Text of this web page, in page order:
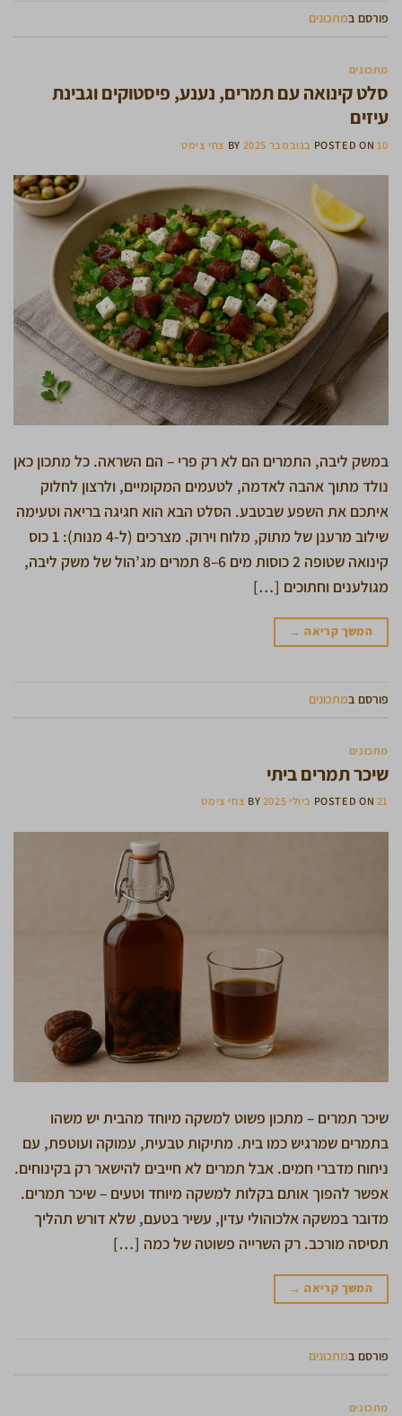
פורסם במתכונים
מתכונים
סלט קינואה עם תמרים, נענע, פיסטוקים וגבינת
עיזים
POSTED ON10 בנובמבר 2025 BYצחי צימט
במשק ליבה, התמרים הם לא רק פרי – הם השראה. כל מתכון כאן
נולד מתוך אהבה לאדמה, לטעמים המקומיים, ולרצון לחלוק
איתכם את השפע שבטבע. הסלט הבא הוא חגיגה בריאה וטעימה
שילוב מרענן של מתוק, מלוח וירוק. מצרכים (ל-4 מנות): 1 כוס
קינואה שטופה 2 כוסות מים 6–8 תמרים מג’הול של משק ליבה,
מגולענים וחתוכים […]
המשך קריאה→
פורסם במתכונים
מתכונים
שיכר תמרים ביתי
POSTED ON21 ביולי 2025 BYצחי צימט
שיכר תמרים – מתכון פשוט למשקה מיוחד מהבית יש משהו
בתמרים שמרגיש כמו בית. מתיקות טבעית, עמוקה ועוטפת, עם
ניחוח מדברי חמים. אבל תמרים לא חייבים להישאר רק בקינוחים.
אפשר להפוך אותם בקלות למשקה מיוחד וטעים – שיכר תמרים.
מדובר במשקה אלכוהולי עדין, עשיר בטעם, שלא דורש תהליך
תסיסה מורכב. רק השרייה פשוטה של כמה […]
המשך קריאה→
פורסם במתכונים
מתכונים